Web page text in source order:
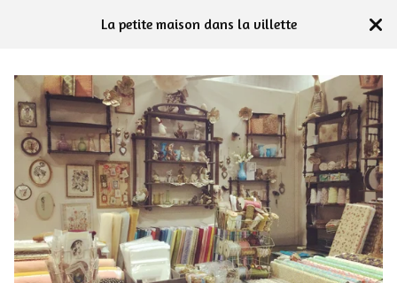
La petite maison dans la villette